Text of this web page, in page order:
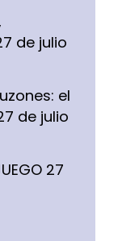
de julio
el
de julio
27